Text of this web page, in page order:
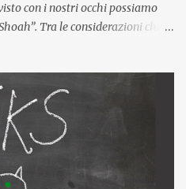
con i nostri occhi possiamo
Tra le considerazioni che i
Birkenau – questa è
Questo tipo di riflessione
interrogativo: partecipare a
uno dei luoghi in cui la Shoah è
fondamentale per
una parte così importante nel